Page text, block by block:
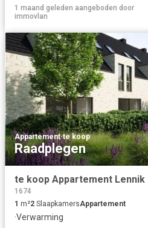
1 maand geleden aangeboden door
immovlan
Appartement·te koop
Raadplegen
te koop Appartement Lennik
1674
1 m²2 SlaapkamersAppartement
·Verwarming